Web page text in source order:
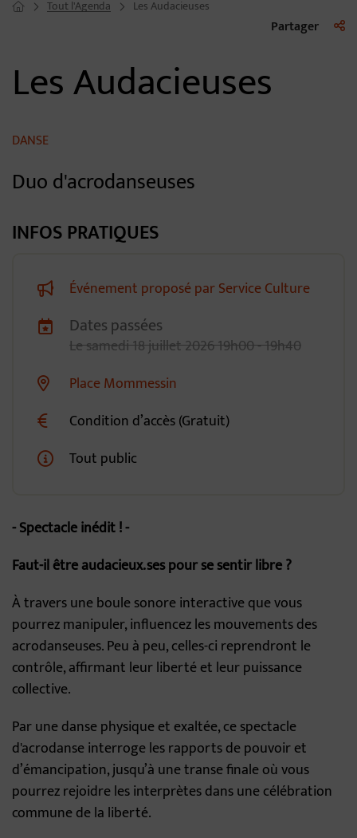
Page d'accueil du site
Tout l'Agenda Les Audacieuses
Partager
Les Audacieuses
DANSE
Duo d'acrodanseuses
INFOS PRATIQUES
Événement proposé par Service Culture
Dates de planification
Dates passées
Lesamedi18juillet202619h00 - 19h40
Lieu alternatif
Place Mommessin
Condition d’accès (Gratuit)
Tout public
- Spectacle inédit ! -
Faut-il être audacieux.ses pour se sentir libre ?
À travers une boule sonore interactive que vous
pourrez manipuler, influencez les mouvements des
acrodanseuses. Peu à peu, celles-ci reprendront le
contrôle, affirmant leur liberté et leur puissance
collective.
Par une danse physique et exaltée, ce spectacle
d'acrodanse interroge les rapports de pouvoir et
d’émancipation, jusqu’à une transe finale où vous
pourrez rejoidre les interprètes dans une célébration
commune de la liberté.